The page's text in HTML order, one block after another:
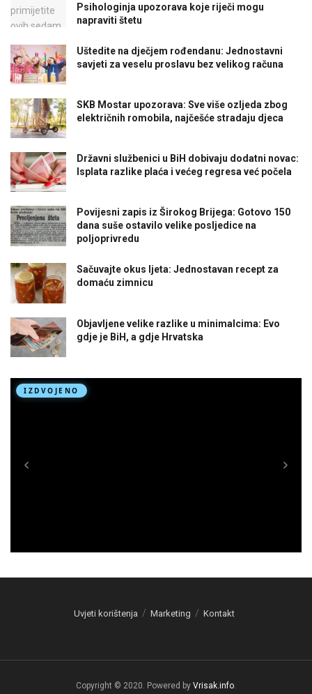
Psihologinja upozorava koje riječi mogu
napraviti štetu
Uštedite na dječjem rođendanu: Jednostavni
savjeti za veselu proslavu bez velikog računa
SKB Mostar upozorava: Sve više ozljeda zbog
električnih romobila, najčešće stradaju djeca
Državni službenici u BiH dobivaju dodatni novac:
Isplata razlike plaća i većeg regresa već počela
Povijesni zapis iz Širokog Brijega: Gotovo 150
dana suše ostavilo velike posljedice na
poljoprivredu
Sačuvajte okus ljeta: Jednostavan recept za
domaću zimnicu
Objavljene velike razlike u minimalcima: Evo
gdje je BiH, a gdje Hrvatska
Uvjeti korištenja Marketing Kontakt
Copyright © 2020. Powered by Vrisak.info.